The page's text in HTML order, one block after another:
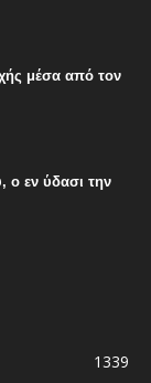
μέσα από τον
ο εν ύδασι την
1339